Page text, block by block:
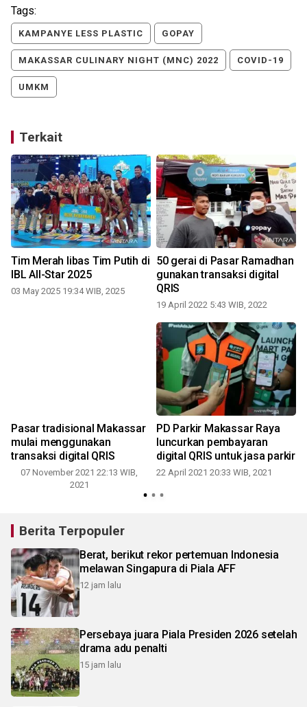
Tags:
KAMPANYE LESS PLASTIC GOPAY
MAKASSAR CULINARY NIGHT (MNC) 2022 COVID-19
UMKM
Terkait
Tim Merah libas Tim Putih di
IBL All-Star 2025
03 May 2025 19:34 WIB, 2025
50 gerai di Pasar Ramadhan
gunakan transaksi digital
QRIS
19 April 2022 5:43 WIB, 2022
Pasar tradisional Makassar
mulai menggunakan
transaksi digital QRIS
07 November 2021 22:13 WIB,
2021
PD Parkir Makassar Raya
luncurkan pembayaran
digital QRIS untuk jasa parkir
22 April 2021 20:33 WIB, 2021
Berita Terpopuler
Berat, berikut rekor pertemuan Indonesia
melawan Singapura di Piala AFF
12 jam lalu
Persebaya juara Piala Presiden 2026 setelah
drama adu penalti
15 jam lalu